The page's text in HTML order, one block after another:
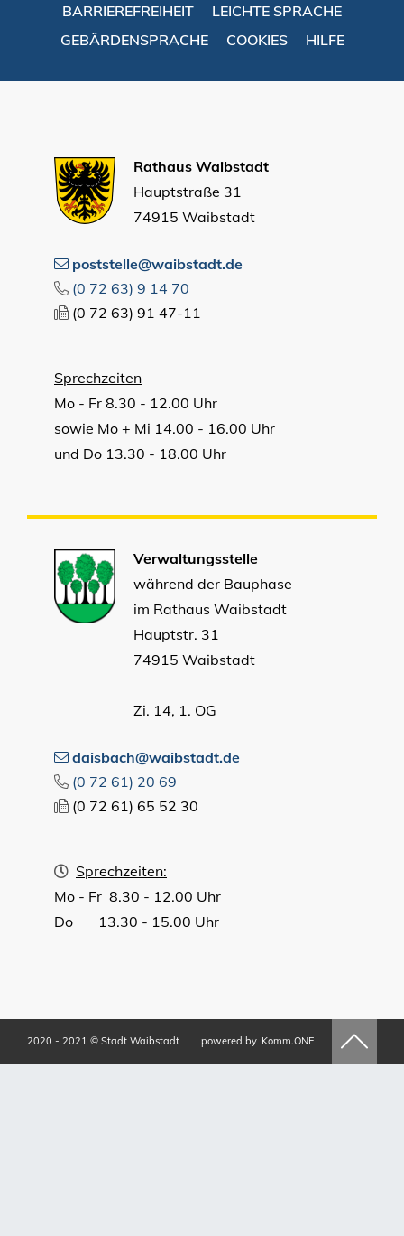
BARRIEREFREIHEIT
LEICHTE SPRACHE
GEBÄRDENSPRACHE
COOKIES HILFE
Rathaus Waibstadt
Hauptstraße 31
74915 Waibstadt
poststelle@waibstadt.de
(0 72 63) 9 14 70
(0 72 63) 91 47-11
Sprechzeiten
Mo - Fr 8.30 - 12.00 Uhr
sowie Mo + Mi 14.00 - 16.00 Uhr
und Do 13.30 - 18.00 Uhr
Verwaltungsstelle
während der Bauphase
im Rathaus Waibstadt
Hauptstr. 31
74915 Waibstadt
Zi. 14, 1. OG
daisbach@waibstadt.de
(0 72 61) 20 69
(0 72 61) 65 52 30
Sprechzeiten:
Mo - Fr 8.30 - 12.00 Uhr
Do 13.30 - 15.00 Uhr
2020 - 2021 © Stadt Waibstadt powered by Komm.ONE